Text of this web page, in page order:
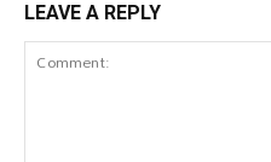
LEAVE A REPLY